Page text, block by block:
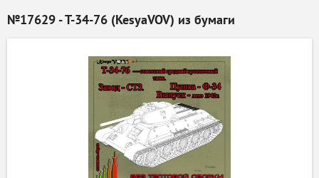
№17629 - Т-34-76 (KesyaVOV) из бумаги